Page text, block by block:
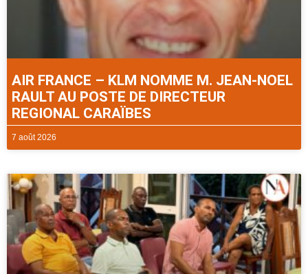
AIR FRANCE – KLM NOMME M. JEAN-NOEL
RAULT AU POSTE DE DIRECTEUR
REGIONAL CARAÏBES
7 août 2026